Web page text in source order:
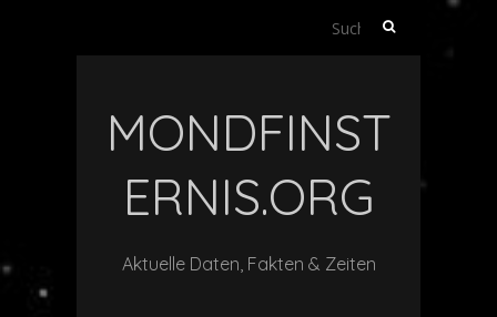
Suche
MONDFINST
ERNIS.ORG
Aktuelle Daten, Fakten & Zeiten